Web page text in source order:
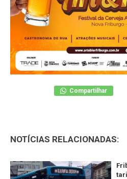
Compartilhar
NOTÍCIAS RELACIONADAS: